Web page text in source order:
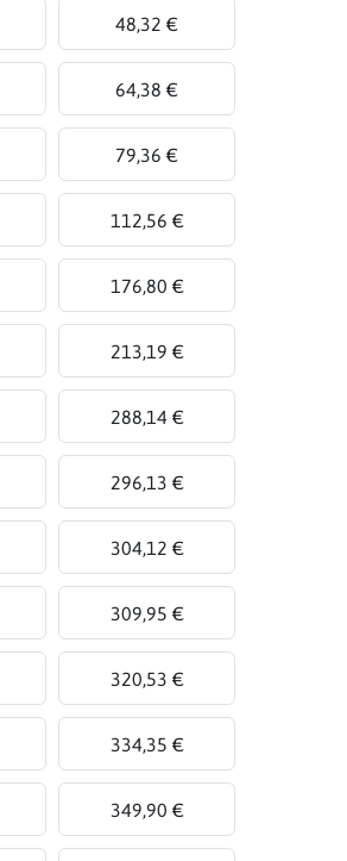
48,32 €
64,38 €
79,36 €
112,56 €
176,80 €
213,19 €
288,14 €
296,13 €
304,12 €
309,95 €
320,53 €
334,35 €
349,90 €